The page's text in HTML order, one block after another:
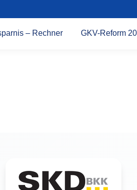
– Rechner GKV-Reform